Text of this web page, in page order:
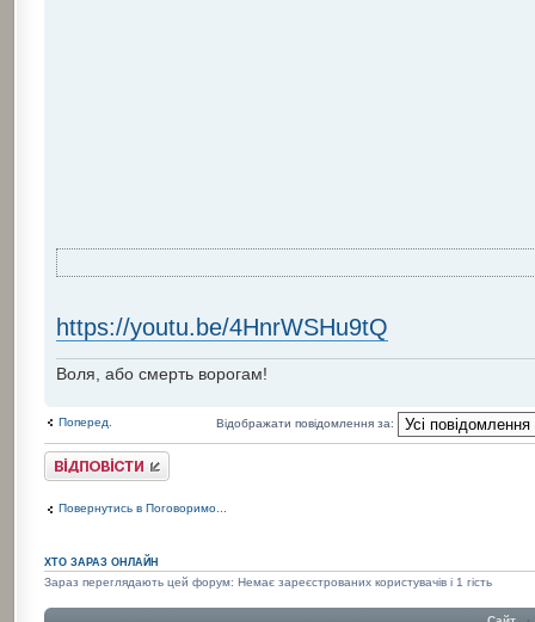
https://youtu.be/4HnrWSHu9tQ
Воля, або смерть ворогам!
Поперед. Відображати повідомлення за:
Відповісти
Повернутись в Поговоримо...
ХТО ЗАРАЗ ОНЛАЙН
Зараз переглядають цей форум: Немає зареєстрованих користувачів і 1 гість